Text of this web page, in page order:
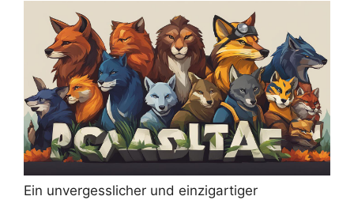
Ein unvergesslicher und einzigartiger